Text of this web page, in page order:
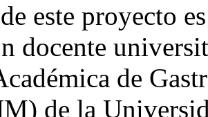
este proyecto
docente
de
de la